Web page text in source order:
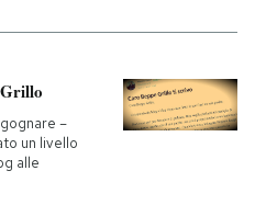
Mondiali calcio 2026
–
un livello
alle